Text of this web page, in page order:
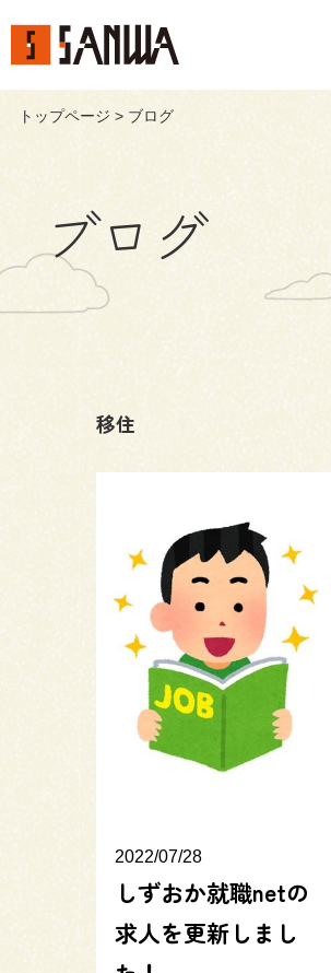
トップページ > ブログ
ブログ
移住
2022/07/28
しずおか就職netの
求人を更新しまし